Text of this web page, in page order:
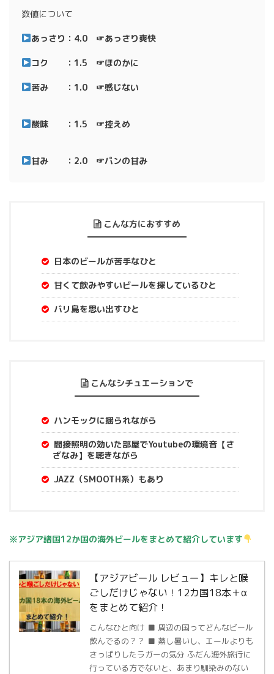
数値について
あっさり：4.0 ☞あっさり爽快
コク ：1.5 ☞ほのかに
苦み ：1.0 ☞感じない
酸味 ：1.5 ☞控えめ
甘み ：2.0 ☞パンの甘み
こんな方におすすめ
日本のビールが苦手なひと
甘くて飲みやすいビールを探しているひと
バリ島を思い出すひと
こんなシチュエーションで
ハンモックに揺られながら
間接照明の効いた部屋でYoutubeの環境音【さ
ざなみ】を聴きながら
JAZZ（SMOOTH系）もあり
※アジア諸国12か国の海外ビールをまとめて紹介しています
【アジアビール レビュー】キレと喉
ごしだけじゃない！12カ国18本＋α
をまとめて紹介！
こんなひと向け ■ 周辺の国ってどんなビール
飲んでるの？？ ■ 蒸し暑いし、エールよりも
さっぱりしたラガーの気分 ふだん海外旅行に
行っている方でないと、あまり馴染みのない